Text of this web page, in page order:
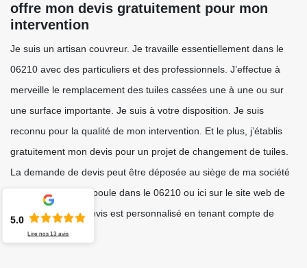
offre mon devis gratuitement pour mon
intervention
Je suis un artisan couvreur. Je travaille essentiellement dans le
06210 avec des particuliers et des professionnels. J’effectue à
merveille le remplacement des tuiles cassées une à une ou sur
une surface importante. Je suis à votre disposition. Je suis
reconnu pour la qualité de mon intervention. Et le plus, j’établis
gratuitement mon devis pour un projet de changement de tuiles.
La demande de devis peut être déposée au siège de ma société
à Mandelieu La Napoule dans le 06210 ou ici sur le site web de
ma société. Mon devis est personnalisé en tenant compte de
votre budget.
5.0
Lire nos13 avis